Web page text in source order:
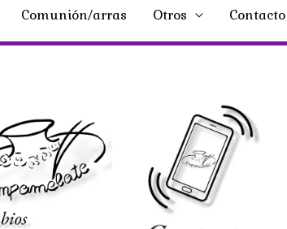
Comunión/arras Otros Contacto